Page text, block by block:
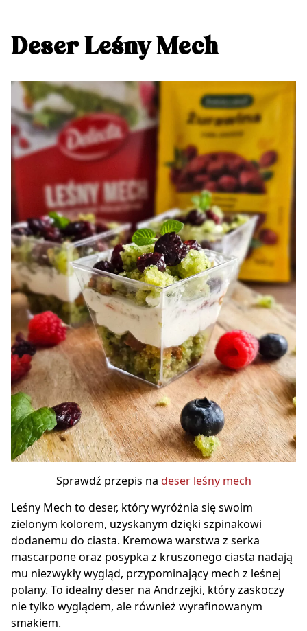
Deser Leśny Mech
Sprawdź przepis na deser leśny mech
Leśny Mech to deser, który wyróżnia się swoim
zielonym kolorem, uzyskanym dzięki szpinakowi
dodanemu do ciasta. Kremowa warstwa z serka
mascarpone oraz posypka z kruszonego ciasta nadają
mu niezwykły wygląd, przypominający mech z leśnej
polany. To idealny deser na Andrzejki, który zaskoczy
nie tylko wyglądem, ale również wyrafinowanym
smakiem.